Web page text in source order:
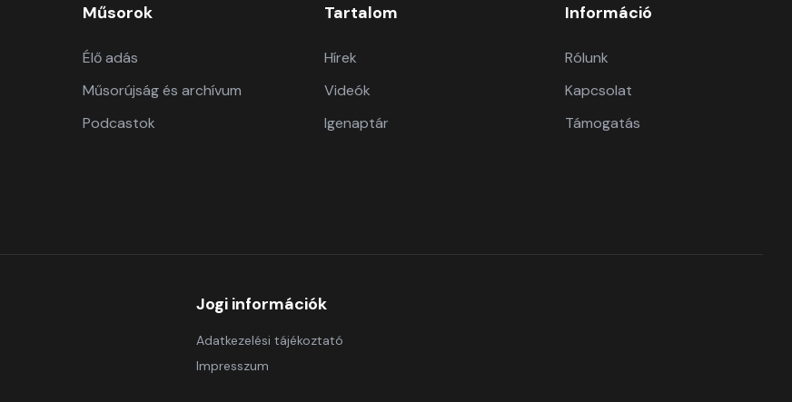
Műsorok
Élő adás
Műsorújság és archívum
Podcastok
Tartalom
Hírek
Videók
Igenaptár
Információ
Rólunk
Kapcsolat
Támogatás
Jogi információk
Adatkezelési tájékoztató
Impresszum